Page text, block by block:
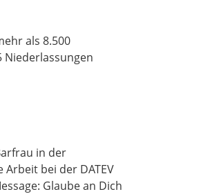
als 8.500
Niederlassungen
in der
bei der DATEV
Glaube an Dich